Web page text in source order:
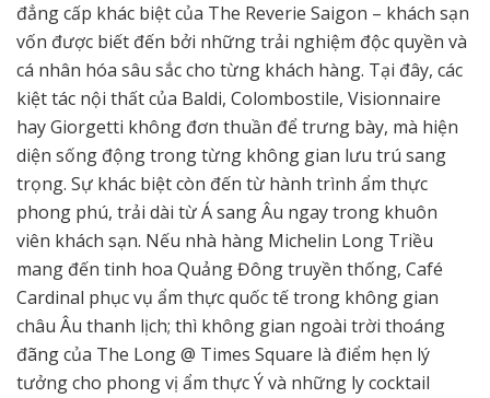
đẳng cấp khác biệt của The Reverie Saigon – khách sạn
vốn được biết đến bởi những trải nghiệm độc quyền và
cá nhân hóa sâu sắc cho từng khách hàng. Tại đây, các
kiệt tác nội thất của Baldi, Colombostile, Visionnaire
hay Giorgetti không đơn thuần để trưng bày, mà hiện
diện sống động trong từng không gian lưu trú sang
trọng. Sự khác biệt còn đến từ hành trình ẩm thực
phong phú, trải dài từ Á sang Âu ngay trong khuôn
viên khách sạn. Nếu nhà hàng Michelin Long Triều
mang đến tinh hoa Quảng Đông truyền thống, Café
Cardinal phục vụ ẩm thực quốc tế trong không gian
châu Âu thanh lịch; thì không gian ngoài trời thoáng
đãng của The Long @ Times Square là điểm hẹn lý
tưởng cho phong vị ẩm thực Ý và những ly cocktail